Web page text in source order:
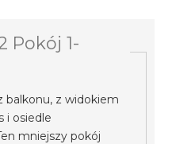
Pokój 1-
balkonu, z widokiem
i osiedle
mniejszy pokój